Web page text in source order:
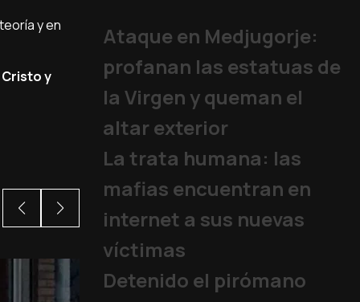
y en
y
Ataque en Medjugorje:
profanan las estatuas de
la Virgen y queman el
altar exterior
La trata humana: las
mafias encuentran en
internet a sus nuevas
víctimas
Detenido el pirómano